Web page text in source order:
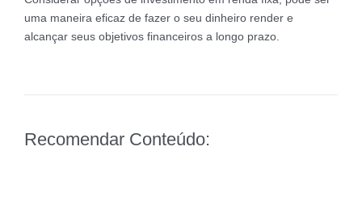
uma maneira eficaz de fazer o seu dinheiro render e
alcançar seus objetivos financeiros a longo prazo.
Recomendar Conteúdo: